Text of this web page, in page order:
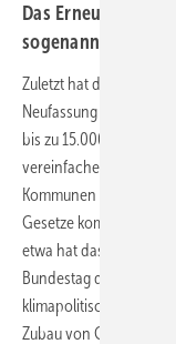
Das Erneuerbare
sogenannte
Zuletzt hat die
Neufassung des
bis zu 15.000
vereinfaches Verfahren
Kommunen den
Gesetze kommen nur
etwa hat das Kabinett
Bundestag das neue
klimapolitischen
Zubau von